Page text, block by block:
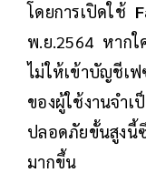
โดยการเปิดใช้
พ.ย.2564 หากใ
ไม่ให้เข้าบัญชีเ
ของผู้ใช้งานจำเ
ปลอดภัยขั้นสูงนี้
มากขึ้น